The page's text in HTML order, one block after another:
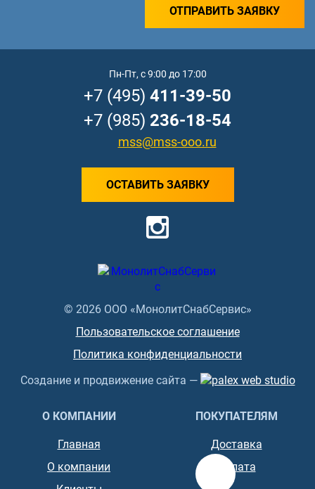
ОТПРАВИТЬ ЗАЯВКУ
© 2026 ООО «МонолитСнабСервис»
Пользовательское соглашение
Политика конфиденциальности
Создание и продвижение сайта —
О КОМПАНИИ
Главная
О компании
ПОКУПАТЕЛЯМ
Доставка
Оплата
Пн-Пт, с 9:00 до 17:00
+7 (495) 411-39-50
+7 (985) 236-18-54
mss@mss-ooo.ru
ОСТАВИТЬ ЗАЯВКУ